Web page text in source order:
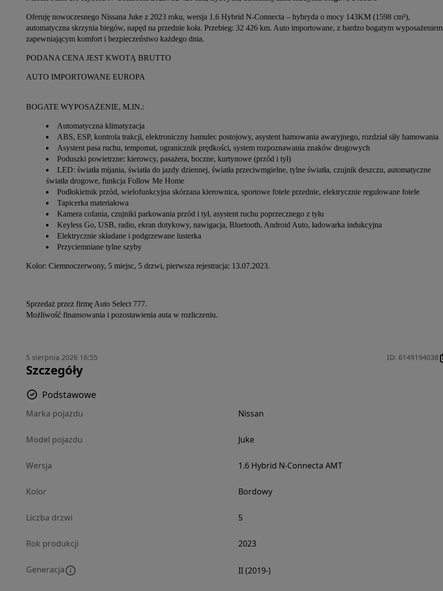
Oferuję nowoczesnego Nissana Juke z 2023 roku, wersja 1.6 Hybrid N-Connecta – hybryda o mocy 143KM (1598 cm³),
automatyczna skrzynia biegów, napęd na przednie koła. Przebieg: 32 426 km. Auto importowane, z bardzo bogatym wyposażeniem
zapewniającym komfort i bezpieczeństwo każdego dnia.
PODANA CENA JEST KWOTĄ BRUTTO
AUTO IMPORTOWANE EUROPA
BOGATE WYPOSAŻENIE, M.IN.:
Automatyczna klimatyzacja
ABS, ESP, kontrola trakcji, elektroniczny hamulec postojowy, asystent hamowania awaryjnego, rozdział siły hamowania
Asystent pasa ruchu, tempomat, ogranicznik prędkości, system rozpoznawania znaków drogowych
Poduszki powietrzne: kierowcy, pasażera, boczne, kurtynowe (przód i tył)
LED: światła mijania, światła do jazdy dziennej, światła przeciwmgielne, tylne światła, czujnik deszczu, automatyczne
światła drogowe, funkcja Follow Me Home
Podłokietnik przód, wielofunkcyjna skórzana kierownica, sportowe fotele przednie, elektrycznie regulowane fotele
Tapicerka materiałowa
Kamera cofania, czujniki parkowania przód i tył, asystent ruchu poprzecznego z tyłu
Keyless Go, USB, radio, ekran dotykowy, nawigacja, Bluetooth, Android Auto, ładowarka indukcyjna
Elektrycznie składane i podgrzewane lusterka
Przyciemniane tylne szyby
Kolor: Ciemnoczerwony, 5 miejsc, 5 drzwi, pierwsza rejestracja: 13.07.2023.
Sprzedaż przez firmę Auto Select 777.
Możliwość finansowania i pozostawienia auta w rozliczeniu.
5 sierpnia 2026 16:55 ID: 6149194038
Szczegóły
Podstawowe
Marka pojazdu Nissan
Model pojazdu Juke
Wersja 1.6 Hybrid N-Connecta AMT
Kolor Bordowy
Liczba drzwi 5
Rok produkcji 2023
Generacja II (2019-)